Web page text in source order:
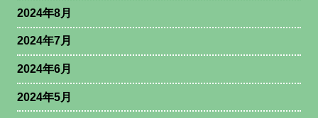
2024年8月
2024年7月
2024年6月
2024年5月